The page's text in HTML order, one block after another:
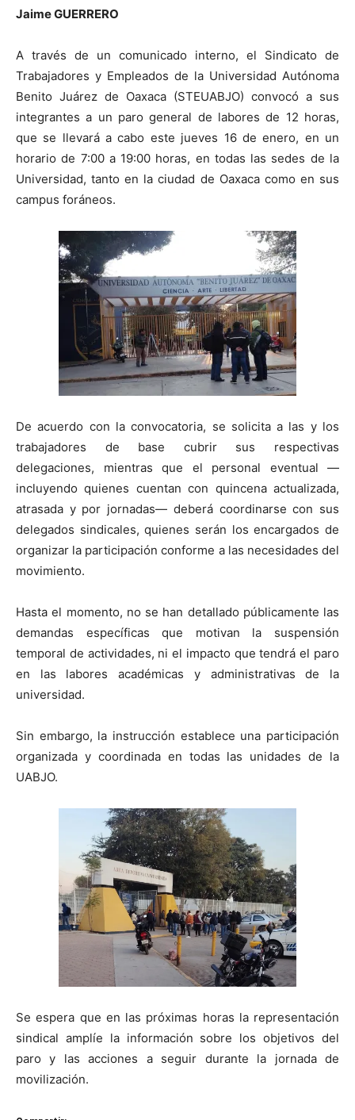
Jaime GUERRERO
A través de un comunicado interno, el Sindicato de
Trabajadores y Empleados de la Universidad Autónoma
Benito Juárez de Oaxaca (STEUABJO) convocó a sus
integrantes a un paro general de labores de 12 horas,
que se llevará a cabo este jueves 16 de enero, en un
horario de 7:00 a 19:00 horas, en todas las sedes de la
Universidad, tanto en la ciudad de Oaxaca como en sus
campus foráneos.
De acuerdo con la convocatoria, se solicita a las y los
trabajadores de base cubrir sus respectivas
delegaciones, mientras que el personal eventual —
incluyendo quienes cuentan con quincena actualizada,
atrasada y por jornadas— deberá coordinarse con sus
delegados sindicales, quienes serán los encargados de
organizar la participación conforme a las necesidades del
movimiento.
Hasta el momento, no se han detallado públicamente las
demandas específicas que motivan la suspensión
temporal de actividades, ni el impacto que tendrá el paro
en las labores académicas y administrativas de la
universidad.
Sin embargo, la instrucción establece una participación
organizada y coordinada en todas las unidades de la
UABJO.
Se espera que en las próximas horas la representación
sindical amplíe la información sobre los objetivos del
paro y las acciones a seguir durante la jornada de
movilización.